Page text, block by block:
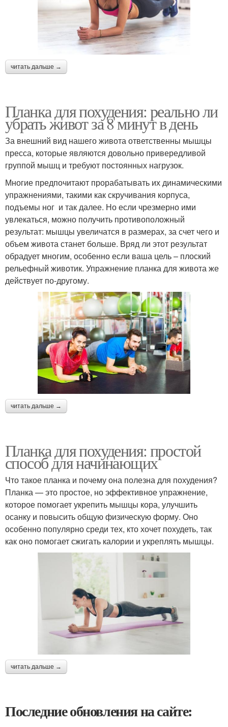
читать дальше →
Планка для похудения: реально ли
убрать живот за 8 минут в день
За внешний вид нашего живота ответственны мышцы
пресса, которые являются довольно привередливой
группой мышц и требуют постоянных нагрузок.
Многие предпочитают прорабатывать их динамическими
упражнениями, такими как скручивания корпуса,
подъемы ног и так далее. Но если чрезмерно ими
увлекаться, можно получить противоположный
результат: мышцы увеличатся в размерах, за счет чего и
объем живота станет больше. Вряд ли этот результат
обрадует многим, особенно если ваша цель – плоский
рельефный животик. Упражнение планка для живота же
действует по-другому.
читать дальше →
Планка для похудения: простой
способ для начинающих
Что такое планка и почему она полезна для похудения?
Планка — это простое, но эффективное упражнение,
которое помогает укрепить мышцы кора, улучшить
осанку и повысить общую физическую форму. Оно
особенно популярно среди тех, кто хочет похудеть, так
как оно помогает сжигать калории и укреплять мышцы.
читать дальше →
Последние обновления на сайте: